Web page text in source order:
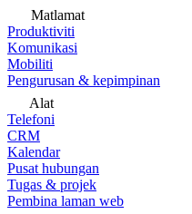
Matlamat
Produktiviti
Komunikasi
Mobiliti
Pengurusan & kepimpinan
Alat
Telefoni
CRM
Kalendar
Pusat hubungan
Tugas & projek
Pembina laman web